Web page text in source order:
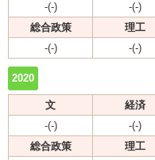
-(-)
-(-)
総合政策
理工
-(-)
-(-)
2020
文 経済
-(-)
-(-)
総合政策
理工